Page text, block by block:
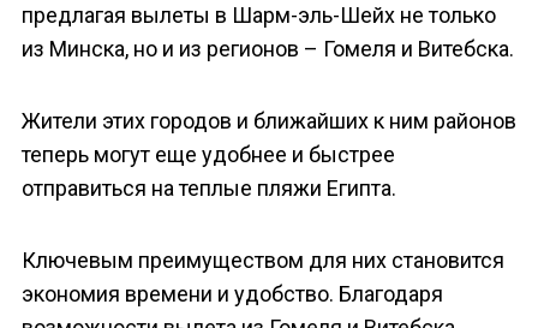
предлагая вылеты в Шарм-эль-Шейх не только
из Минска, но и из регионов – Гомеля и Витебска.
Жители этих городов и ближайших к ним районов
теперь могут еще удобнее и быстрее
отправиться на теплые пляжи Египта.
Ключевым преимуществом для них становится
экономия времени и удобство. Благодаря